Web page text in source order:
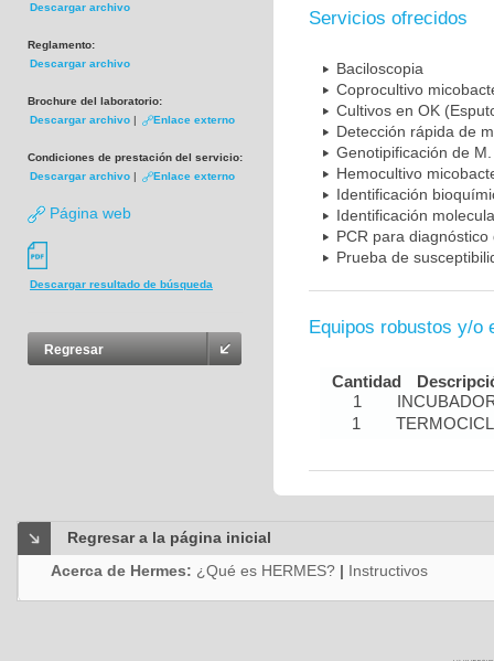
Descargar archivo
Reglamento:
Descargar archivo
Brochure del laboratorio:
Descargar archivo | Enlace externo
Condiciones de prestación del servicio:
Descargar archivo | Enlace externo
Página web
Descargar resultado de búsqueda
Regresar
Servicios ofrecidos
Baciloscopia
Coprocultivo
Cultivos en OK
Detección rápida de
Genotipificación de
Hemocultivo
Identificación
Identificación
PCR para
Prueba de
Equipos robustos y/o
Cantidad
1
1
Regresar a la página inicial
Acerca de Hermes: ¿Qué es HERMES? | Instructivos